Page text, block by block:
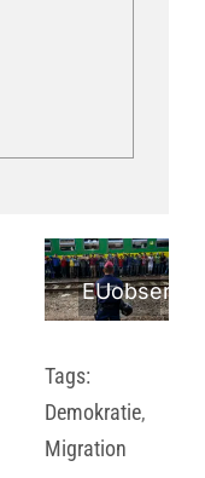
EUobserver
Tags:
Demokratie,
Migration